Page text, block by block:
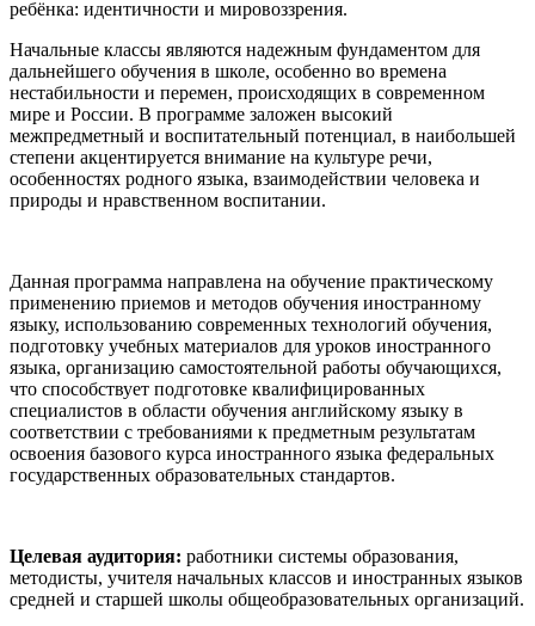
ребёнка: идентичности и мировоззрения.
Начальные классы являются надежным фундаментом для
дальнейшего обучения в школе, особенно во времена
нестабильности и перемен, происходящих в современном
мире и России. В программе заложен высокий
межпредметный и воспитательный потенциал, в наибольшей
степени акцентируется внимание на культуре речи,
особенностях родного языка, взаимодействии человека и
природы и нравственном воспитании.
Данная программа направлена на обучение практическому
применению приемов и методов обучения иностранному
языку, использованию современных технологий обучения,
подготовку учебных материалов для уроков иностранного
языка, организацию самостоятельной работы обучающихся,
что способствует подготовке квалифицированных
специалистов в области обучения английскому языку в
соответствии с требованиями к предметным результатам
освоения базового курса иностранного языка федеральных
государственных образовательных стандартов.
Целевая аудитория: работники системы образования,
методисты, учителя начальных классов и иностранных языков
средней и старшей школы общеобразовательных организаций.